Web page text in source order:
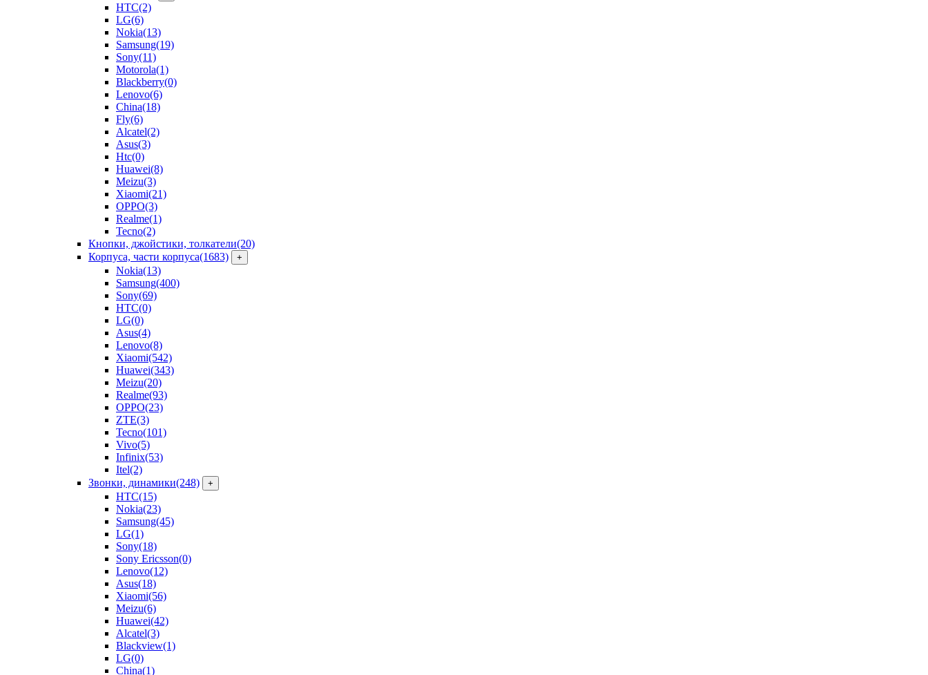
HTC(2)
LG(6)
Nokia(13)
Samsung(19)
Sony(11)
Motorola(1)
Blackberry(0)
Lenovo(6)
China(18)
Fly(6)
Alcatel(2)
Asus(3)
Htc(0)
Huawei(8)
Meizu(3)
Xiaomi(21)
OPPO(3)
Realme(1)
Tecno(2)
Кнопки, джойстики, толкатели(20)
Корпуса, части корпуса(1683) +
Nokia(13)
Samsung(400)
Sony(69)
HTC(0)
LG(0)
Asus(4)
Lenovo(8)
Xiaomi(542)
Huawei(343)
Meizu(20)
Realme(93)
OPPO(23)
ZTE(3)
Tecno(101)
Vivo(5)
Infinix(53)
Itel(2)
Звонки, динамики(248) +
HTC(15)
Nokia(23)
Samsung(45)
LG(1)
Sony(18)
Sony Ericsson(0)
Lenovo(12)
Asus(18)
Xiaomi(56)
Meizu(6)
Huawei(42)
Alcatel(3)
Blackview(1)
LG(0)
China(1)